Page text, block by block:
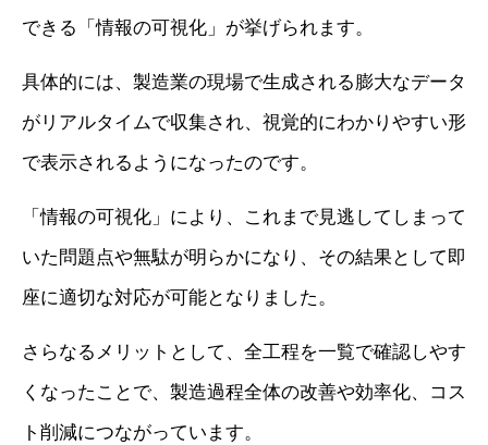
できる「情報の可視化」が挙げられます。
具体的には、製造業の現場で生成される膨大なデータ
がリアルタイムで収集され、視覚的にわかりやすい形
で表示されるようになったのです。
「情報の可視化」により、これまで見逃してしまって
いた問題点や無駄が明らかになり、その結果として即
座に適切な対応が可能となりました。
さらなるメリットとして、全工程を一覧で確認しやす
くなったことで、製造過程全体の改善や効率化、コス
ト削減につながっています。